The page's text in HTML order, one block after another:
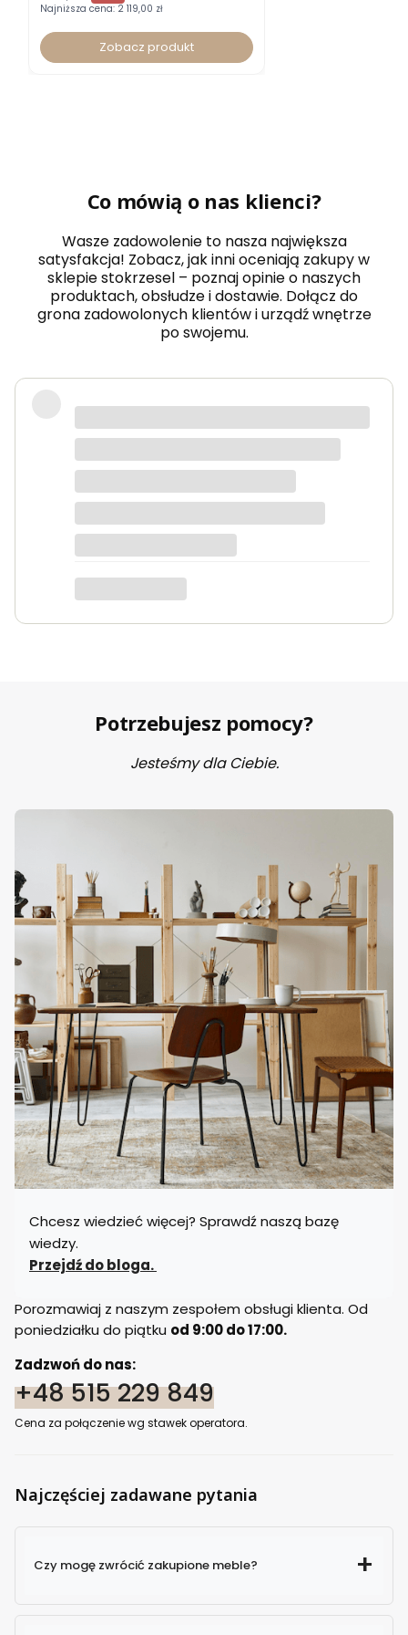
Najniższa cena: 2 119,00 zł
Zobacz produkt
Co mówią o nas klienci?
Wasze zadowolenie to nasza największa
satysfakcja! Zobacz, jak inni oceniają zakupy w
sklepie stokrzesel – poznaj opinie o naszych
produktach, obsłudze i dostawie. Dołącz do
grona zadowolonych klientów i urządź wnętrze
po swojemu.
Fotel piękny, wygodny, polecam.
Dorota
ciemno zielony Velvet
Potrzebujesz pomocy?
Jesteśmy dla Ciebie.
Chcesz wiedzieć więcej? Sprawdź naszą bazę
wiedzy.
Przejdź do bloga.
Porozmawiaj z naszym zespołem obsługi klienta. Od
poniedziałku do piątku od 9:00 do 17:00.
Zadzwoń do nas:
+48 515 229 849
Cena za połączenie wg stawek operatora.
Najczęściej zadawane pytania
Czy mogę zwrócić zakupione meble?